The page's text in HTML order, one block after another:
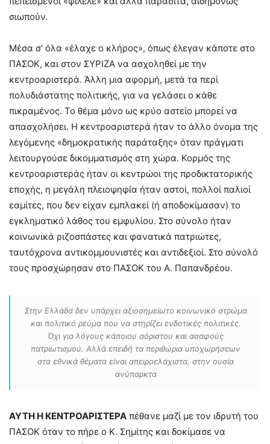
σιωπούν.
Μέσα σ’ όλα «έλαχε ο κλήρος», όπως έλεγαν κάποτε στο
ΠΑΣΟΚ, και στον ΣΥΡΙΖΑ να ασχοληθεί με την
κεντροαριστερά. Άλλη μια αφορμή, μετά τα περί
πολυδιάστατης πολιτικής, για να γελάσει ο κάθε
πικραμένος. Το θέμα μόνο ως κρύο αστείο μπορεί να
απασχολήσει. Η κεντροαριστερά ήταν το άλλο όνομα της
λεγόμενης «δημοκρατικής παράταξης» όταν πράγματι
λειτουργούσε δικομματισμός στη χώρα. Κορμός της
κεντροαριστεράς ήταν οι κεντρώοι της προδικτατορικής
εποχής, η μεγάλη πλειοψηφία ήταν αστοί, πολλοί παλιοί
εαμίτες, που δεν είχαν εμπλακεί (ή αποδοκίμασαν) το
εγκληματικό λάθος του εμφυλίου. Στο σύνολο ήταν
κοινωνικά ριζοσπάστες και φανατικά πατριώτες,
ταυτόχρονα αντικομμουνιστές και αντιδεξιοί. Στο σύνολό
τους προσχώρησαν στο ΠΑΣΟΚ του Α. Παπανδρέου.
Στην Ελλάδα δεν υπάρχει αξιοσημείωτο κοινωνικό στρώμα
και πολιτικό ρεύμα που να στηρίζει ενδοτικές πολιτικές.
Όχι για λόγους κάποιου αόριστου και ασαφούς
πατριωτισμού. Αλλά επειδή τα περιθώρια υποχωρήσεων
στα εθνικά θέματα είναι απειροελάχιστα, στην ουσία
ανύπαρκτα
ΑΥΤΗ Η ΚΕΝΤΡΟΑΡΙΣΤΕΡΑ πέθανε μαζί με τον ιδρυτή του
ΠΑΣΟΚ όταν το πήρε ο Κ. Σημίτης και δοκίμασε να